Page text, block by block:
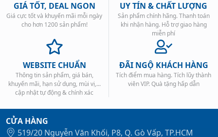
Nếu bạn muốn kiểm soát hình thể của bản
thân, tối đa hoá kết quả tập luyện thì VG-
HYPER LV2 là một trong những Giáo trình
mà bạn không thể bỏ qua.
GIÁ TỐT, DEAL NGON
Giá cực tốt và khuyến mãi mỗi ngày
cho hơn 1200 sản phẩm!
UY TÍN & CHẤT LƯỢNG
Sản phẩm chính hãng. Thanh toán
khi nhận hàng. Hỗ trợ giao hàng
miễn phí
WEBSITE CHUẨN
Thông tin sản phẩm, giá bán,
khuyến mãi, hạn sử dụng, mùi vị,...
cập nhật tự động & chính xác
ĐÃI NGỘ KHÁCH HÀNG
Tích điểm mua hàng. Tích lũy thành
viên VIP. Quà tặng hấp dẫn
CỬA HÀNG
519/20 Nguyễn Văn Khối, P8, Q. Gò Vấp, TP.HCM